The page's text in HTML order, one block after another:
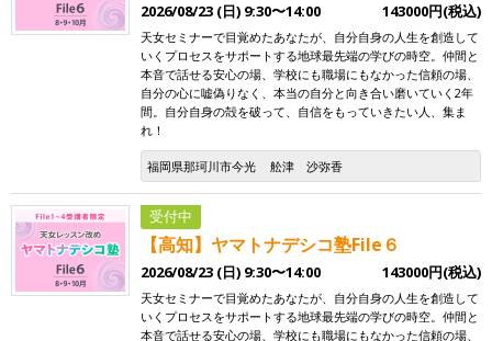
2026/08/23 (日) 9:30〜14:00 143000円(税込)
天女セミナーで目覚めたあなたが、自分自身の人生を創造して
いくプロセスをサポートする地球最先端の学びの時空。仲間と
本音で話せる安心の場、学校にも職場にもなかった信頼の場、
自分の心に嘘偽りなく、本当の自分と向き合い磨いていく2年
間。自分自身の殻を破って、自信をもっていきたい人、集ま
れ！
福岡県那珂川市今光 舩津 沙弥香
受付中
【高知】ヤマトナデシコ塾File６
2026/08/23 (日) 9:30〜14:00 143000円(税込)
天女セミナーで目覚めたあなたが、自分自身の人生を創造して
いくプロセスをサポートする地球最先端の学びの時空。仲間と
本音で話せる安心の場、学校にも職場にもなかった信頼の場、